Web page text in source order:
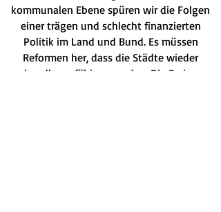
kommunalen Ebene spüren wir die Folgen
einer trägen und schlecht finanzierten
Politik im Land und Bund. Es müssen
Reformen her, dass die Städte wieder
handlungsfähiger werden. Die Freien